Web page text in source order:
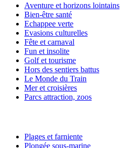
Aventure et horizons lointains
Bien-être santé
Echappee verte
Evasions culturelles
Fête et carnaval
Fun et insolite
Golf et tourisme
Hors des sentiers battus
Le Monde du Train
Mer et croisières
Parcs attraction, zoos
Plages et farniente
Plongée sous-marine